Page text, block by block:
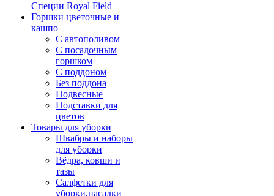
Специи Royal Field
Горшки цветочные и
кашпо
С автополивом
С посадочным
горшком
С поддоном
Без поддона
Подвесные
Подставки для
цветов
Товары для уборки
Швабры и наборы
для уборки
Вёдра, ковши и
тазы
Салфетки для
уборки,насадки